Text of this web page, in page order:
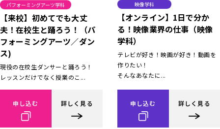
パフォーミングアーツ学科
【来校】初めてでも大丈
夫！在校生と踊ろう！（パ
フォーミングアーツ／ダン
ス)
現役の在校生ダンサーと踊ろう！
レッスンだけでなく授業のこ...
申し込む 詳しく見る
映像学科
【オンライン】1日で分か
る！映像業界の仕事（映像
学科）
テレビが好き！映画が好き！動画を
作りたい！
そんなあなたに...
申し込む 詳しく見る